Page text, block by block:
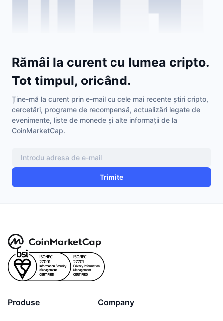
Calendar evenimente
Rămâi la curent cu lumea cripto.
Tot timpul, oricând.
Ține-mă la curent prin e-mail cu cele mai recente știri cripto,
cercetări, programe de recompensă, actualizări legate de
evenimente, liste de monede și alte informații de la
CoinMarketCap.
Trimite
Produse Company